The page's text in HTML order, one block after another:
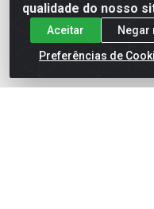
qualidade do nosso
Aceitar
Negar
Preferências de